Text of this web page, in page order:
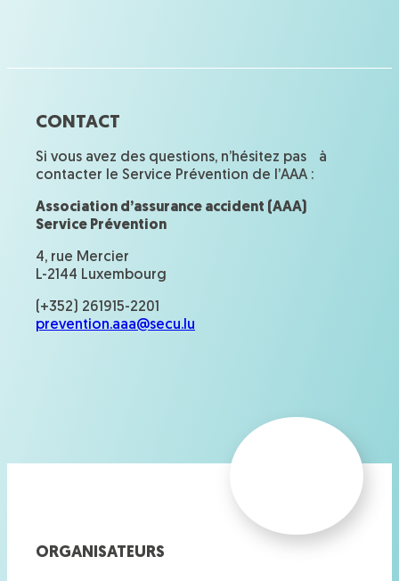
CONTACT
Si vous avez des questions, n’hésitez pas à
contacter le Service Prévention de l’AAA :
Association d’assurance accident (AAA)
Service Prévention
4, rue Mercier
L-2144 Luxembourg
(+352) 261915-2201
prevention.aaa@secu.lu
ORGANISATEURS